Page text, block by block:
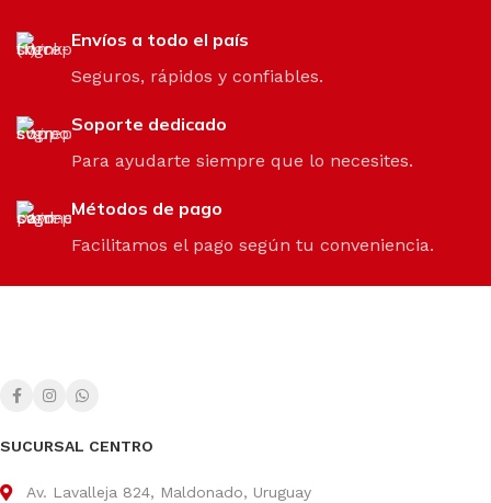
Envíos a todo el país
Seguros, rápidos y confiables.
Soporte dedicado
Para ayudarte siempre que lo necesites.
Métodos de pago
Facilitamos el pago según tu conveniencia.
SUCURSAL CENTRO
Av. Lavalleja 824, Maldonado, Uruguay